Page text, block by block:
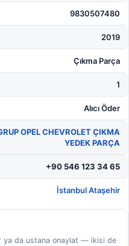
9830507480
2019
Çıkma Parça
1
Alıcı Öder
OPEL CHEVROLET ÇIKMA
YEDEK PARÇA
+90 546 123 34 65
İstanbul Ataşehir
ya da ustana onaylat — ikisi de